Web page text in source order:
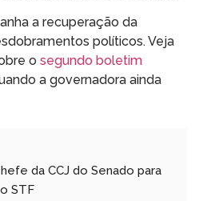
a recuperação da
políticos. Veja
o segundo boletim
a governadora ainda
da CCJ do Senado para
STF